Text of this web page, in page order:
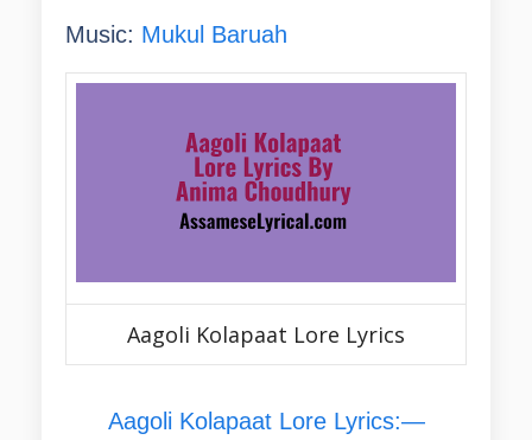
Music: Mukul Baruah
Aagoli Kolapaat Lore Lyrics
Aagoli Kolapaat Lore Lyrics:—